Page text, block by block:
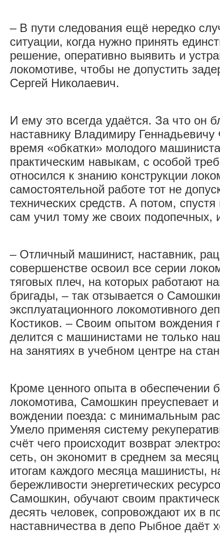
– В пути следования ещё нередко
ситуации, когда нужно принять
решение, оперативно выявить и
локомотиве, чтобы не допустить
Сергей Николаевич.
И ему это всегда удаётся. За что он
наставнику Владимиру
время «обкатки» молодого
практическим навыкам, с особой
относился к знанию конструкции
самостоятельной работе тот не
технических средств. А потом,
сам учил тому же своих подопечных,
– Отличный машинист, наставник,
совершенстве освоил все серии
тяговых плеч, на которых работают
бригады, – так отзывается о
эксплуатационного локомотивного
Костиков. – Своим опытом вождения
делится с машинистами не только
на занятиях в учебном центре на
Кроме ценного опыта в обеспечении
локомотива, Самошкин преуспевает
вождении поезда: с минимальным
Умело применяя систему
счёт чего происходит возврат
сеть, он экономит в среднем за
итогам каждого месяца машинисты,
бережливости энергетических
Самошкин, обучают своим
десять человек, сопровождают их в
наставничества в депо Рыбное даёт